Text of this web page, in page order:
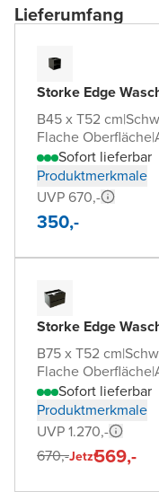
Lieferumfang
Storke Edge
B45 x T52 cm|
Flache Oberfläche|
Sofort lieferbar
Produktmerkmale
UVP 670,-
350,-
Storke Edge
B75 x T52 cm|
Flache Oberfläche|
Sofort lieferbar
Produktmerkmale
UVP 1.270,-
670,-Jetzt569,-